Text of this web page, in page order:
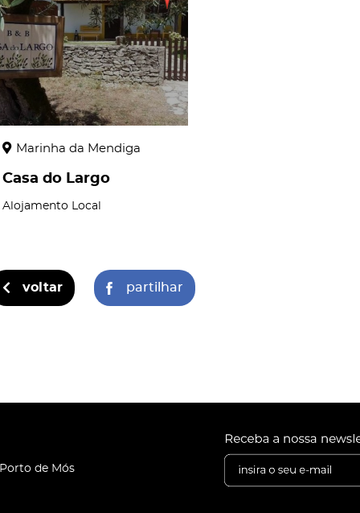
Marinha da Mendiga
Casa do Largo
Alojamento Local
voltar partilhar
de Mós